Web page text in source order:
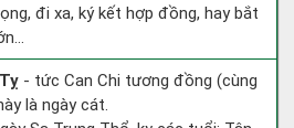
đi xa, ký kết hợp đồng, hay bắt
- tức Can Chi tương đồng (cùng
là ngày cát.